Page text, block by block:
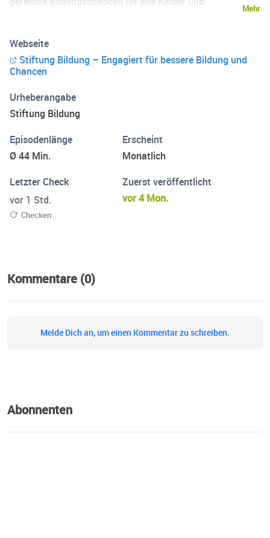
Verstand für Bildungsgerechtigkeit, Partizipation und
Vielfalt einsetzen. Ob kreative Ideen, politische Visionen
oder spannende Erfahrungsberichte – hier geht’s um
echte Veränderungen und Bildungsakteur*innen aller
Generationen, die Gegenwart und Zukunft gestalten. Also
rein in den Talk und raus mit den innovativsten Lösungen.
Mehr
Webseite
Stiftung Bildung – Engagiert für bessere Bildung und
Chancen
Urheberangabe
Stiftung Bildung
Episodenlänge
Ø 44 Min.
Erscheint
Monatlich
Letzter Check
vor 1 Std.
Checken
Zuerst veröffentlicht
vor 4 Mon.
Kommentare (0)
Melde Dich an, um einen Kommentar zu schreiben.
Abonnenten